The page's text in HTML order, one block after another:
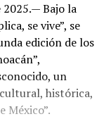
2025.— Bajo la
se vive”, se
edición de los
un
histórica,
México”.